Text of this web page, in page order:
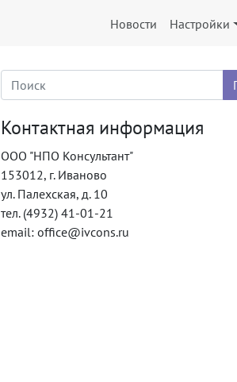
Новости Настройки
Контактная информация
ООО "НПО Консультант"
153012, г. Иваново
ул. Палехская, д. 10
тел. (4932) 41-01-21
email: office@ivcons.ru